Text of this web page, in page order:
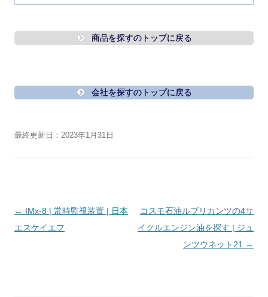
商品を探すのトップに戻る
会社を探すのトップに戻る
最終更新日：2023年1月31日
投
稿
← IMx-8 | 常時監視装置 | 日本
エスケイエフ
コスモ石油ルブリカンツの4サ
イクルエンジン油を探す | ジュ
ンツウネット21 →